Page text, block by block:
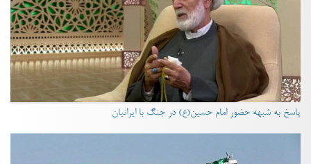
پاسخ به شبهه حضور امام حسین(ع) در جنگ با ایرانیان